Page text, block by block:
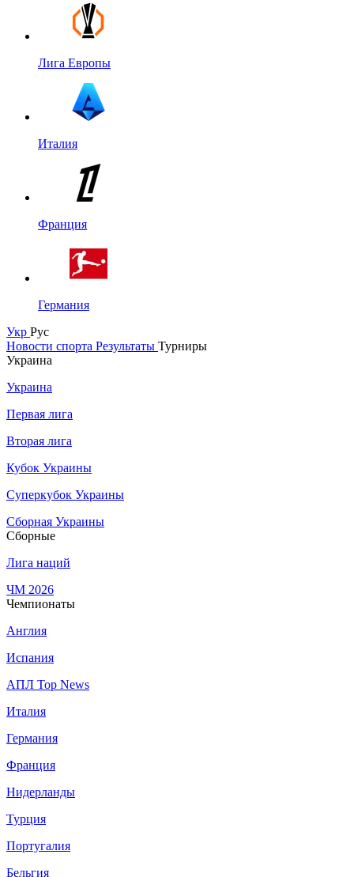
Лига Европы
Италия
Франция
Германия
Укр Рус
Новости спорта Результаты Турниры
Украина
Украина
Первая лига
Вторая лига
Кубок Украины
Суперкубок Украины
Сборная Украины
Сборные
Лига наций
ЧМ 2026
Чемпионаты
Англия
Испания
АПЛ Top News
Италия
Германия
Франция
Нидерланды
Турция
Португалия
Бельгия